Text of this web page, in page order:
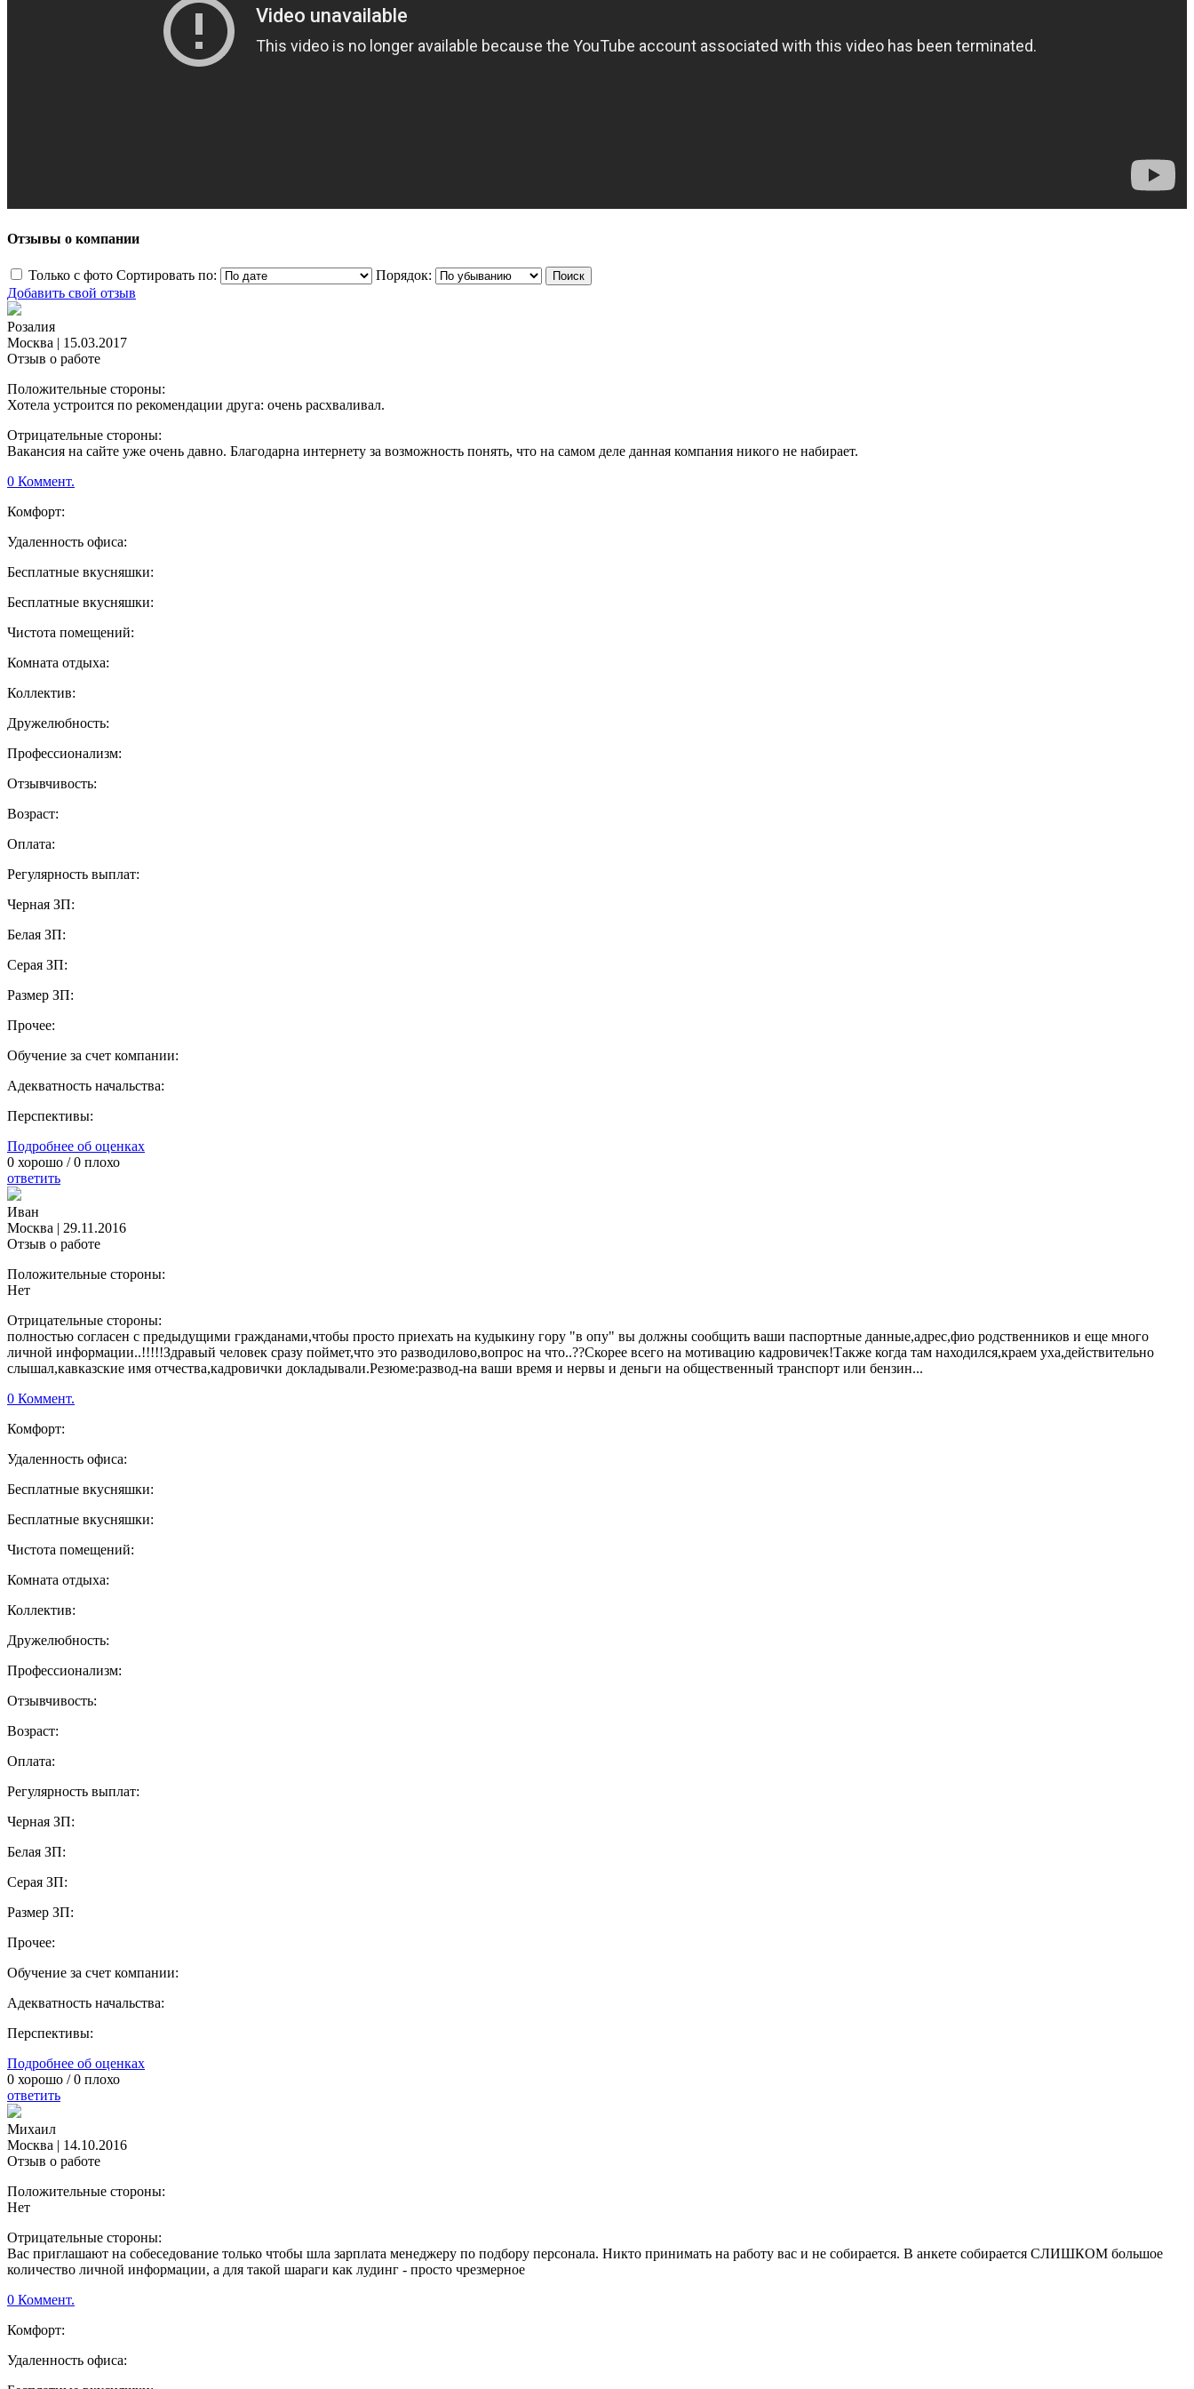
Отзывы о компании
Только с фото Сортировать по:
Порядок:
Добавить свой отзыв
Розалия
Москва | 15.03.2017
Отзыв о работе
Положительные стороны:
Хотела устроится по рекомендации друга: очень расхваливал.
Отрицательные стороны:
Вакансия на сайте уже очень давно. Благодарна интернету за возможность понять, что на самом деле данная компания никого не набирает.
0 Коммент.
Комфорт:
Удаленность офиса:
Бесплатные вкусняшки:
Бесплатные вкусняшки:
Чистота помещений:
Комната отдыха:
Коллектив:
Дружелюбность:
Профессионализм:
Отзывчивость:
Возраст:
Оплата:
Регулярность выплат:
Черная ЗП:
Белая ЗП:
Серая ЗП:
Размер ЗП:
Прочее:
Обучение за счет компании:
Адекватность начальства:
Перспективы:
Подробнее об оценках
0 хорошо /0 плохо
ответить
Иван
Москва | 29.11.2016
Отзыв о работе
Положительные стороны:
Нет
Отрицательные стороны:
полностью согласен с предыдущими гражданами,чтобы просто приехать на кудыкину гору "в опу" вы должны сообщить ваши паспортные данные,адрес,фио родственников и еще много
личной информации..!!!!!Здравый человек сразу поймет,что это разводилово,вопрос на что..??Скорее всего на мотивацию кадровичек!Также когда там находился,краем уха,действительно
слышал,кавказские имя отчества,кадровички докладывали.Резюме:развод-на ваши время и нервы и деньги на общественный транспорт или бензин...
0 Коммент.
Комфорт:
Удаленность офиса:
Бесплатные вкусняшки:
Бесплатные вкусняшки:
Чистота помещений:
Комната отдыха:
Коллектив:
Дружелюбность:
Профессионализм:
Отзывчивость:
Возраст:
Оплата:
Регулярность выплат:
Черная ЗП:
Белая ЗП:
Серая ЗП:
Размер ЗП:
Прочее:
Обучение за счет компании:
Адекватность начальства:
Перспективы:
Подробнее об оценках
0 хорошо /0 плохо
ответить
Михаил
Москва | 14.10.2016
Отзыв о работе
Положительные стороны:
Нет
Отрицательные стороны:
Вас приглашают на собеседование только чтобы шла зарплата менеджеру по подбору персонала. Никто принимать на работу вас и не собирается. В анкете собирается СЛИШКОМ большое
количество личной информации, а для такой шараги как лудинг - просто чрезмерное
0 Коммент.
Комфорт:
Удаленность офиса: